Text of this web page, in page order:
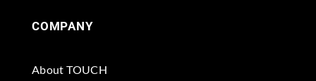
COMPANY
About TOUCH